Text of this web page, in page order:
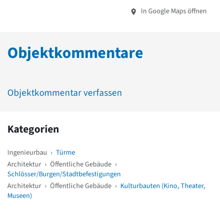
In Google Maps öffnen
Objektkommentare
Objektkommentar verfassen
Kategorien
Ingenieurbau › Türme
Architektur › Öffentliche Gebäude ›
Schlösser/Burgen/Stadtbefestigungen
Architektur › Öffentliche Gebäude › Kulturbauten (Kino, Theater,
Museen)